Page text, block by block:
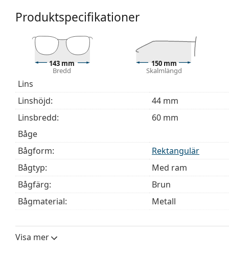
Tillbehör
Vi levererar glasögonen i sitt originalfodral.
Upptäck helaglasögon sortimentet för att hitta fler
behöver hjälp med att välja ditt par.
Detta är en medicinteknisk produkt. Läs
Produktspecifikationer
143 mm
Bredd
150 mm
Skalmlängd
Lins
Linshöjd:
44 mm
Linsbredd:
60 mm
Båge
Bågform:
Rektangulär
Bågtyp:
Med ram
Bågfärg:
Brun
Bågmaterial:
Metall
Bredd:
Visa mer